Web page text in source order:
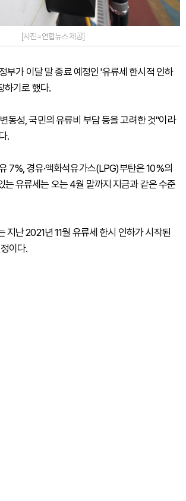
[사진=연합뉴스 제공]
부가 이달 말 종료 예정인 '유류세 한시적 인하
하기로 했다.
동성, 국민의 유류비 부담 등을 고려한 것"이라
.
7%, 경유·액화석유가스(LPG)부탄은 10%의
는 유류세는 오는 4월 말까지 지금과 같은 수준
지난 2021년 11월 유류세 한시 인하가 시작된
이다.